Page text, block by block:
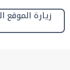
زيارة الموقع